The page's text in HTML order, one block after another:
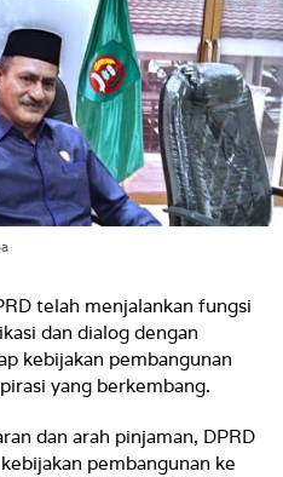
telah menjalankan fungsi
dan dialog dengan
kebijakan pembangunan
yang berkembang.
dan arah pinjaman, DPRD
pembangunan ke